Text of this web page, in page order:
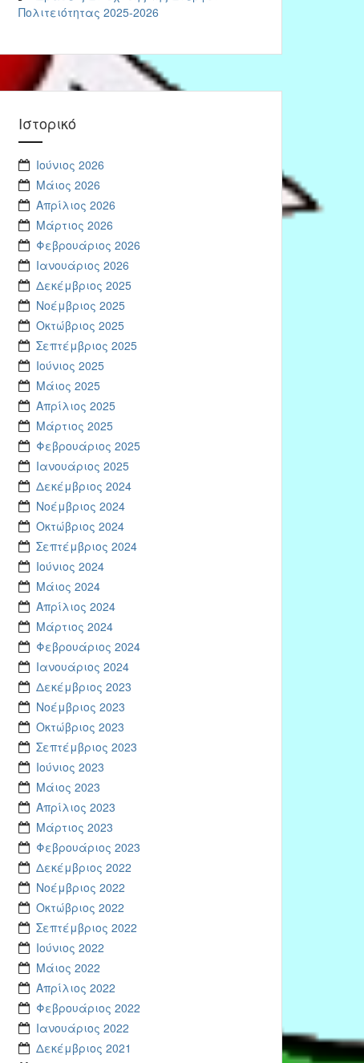
Πολιτειότητας 2025-2026
Ιστορικό
Ιούνιος 2026
Μάιος 2026
Απρίλιος 2026
Μάρτιος 2026
Φεβρουάριος 2026
Ιανουάριος 2026
Δεκέμβριος 2025
Νοέμβριος 2025
Οκτώβριος 2025
Σεπτέμβριος 2025
Ιούνιος 2025
Μάιος 2025
Απρίλιος 2025
Μάρτιος 2025
Φεβρουάριος 2025
Ιανουάριος 2025
Δεκέμβριος 2024
Νοέμβριος 2024
Οκτώβριος 2024
Σεπτέμβριος 2024
Ιούνιος 2024
Μάιος 2024
Απρίλιος 2024
Μάρτιος 2024
Φεβρουάριος 2024
Ιανουάριος 2024
Δεκέμβριος 2023
Νοέμβριος 2023
Οκτώβριος 2023
Σεπτέμβριος 2023
Ιούνιος 2023
Μάιος 2023
Απρίλιος 2023
Μάρτιος 2023
Φεβρουάριος 2023
Δεκέμβριος 2022
Νοέμβριος 2022
Οκτώβριος 2022
Σεπτέμβριος 2022
Ιούνιος 2022
Μάιος 2022
Απρίλιος 2022
Φεβρουάριος 2022
Ιανουάριος 2022
Δεκέμβριος 2021